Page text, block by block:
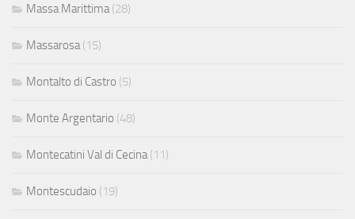
Massa Marittima (28)
Massarosa (15)
Montalto di Castro (5)
Monte Argentario (48)
Montecatini Val di Cecina (11)
Montescudaio (19)